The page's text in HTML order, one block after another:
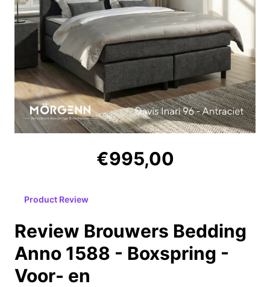
€995,00
Product Review
Review Brouwers Bedding
Anno 1588 - Boxspring -
Voor- en